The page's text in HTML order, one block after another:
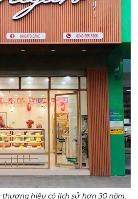
thương hiệu có lịch sử hơn 30 năm,